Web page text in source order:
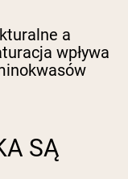
a
wpływa
SĄ